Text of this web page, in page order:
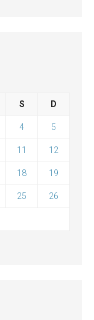
S D
4 5
11 12
18 19
25 26